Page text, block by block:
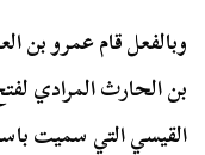
وبالفعل قام عمرو بن
بن الحارث المرادي
القيسي التي سميت